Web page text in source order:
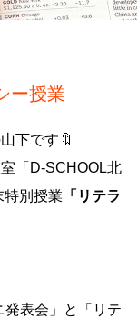
ー授業
下です🔖
「D-SCHOOL北
特別授業 「リテラ
発表会」と「リテ